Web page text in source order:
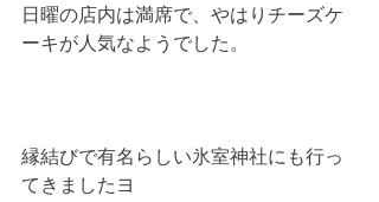
日曜の店内は満席で、やはりチーズケ
ーキが人気なようでした。
縁結びで有名らしい氷室神社にも行っ
てきましたヨ